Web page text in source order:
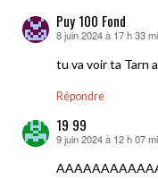
Puy 100 Fond
dit :
8 juin 2024 à 17 h 33
tu va voir ta Tarn
Répondre
19 99
dit :
9 juin 2024 à 12 h 07